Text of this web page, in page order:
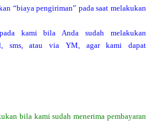
“biaya pengiriman” pada saat melakukan
kami bila Anda sudah melakukan
sms, atau via YM, agar kami dapat
bila kami sudah menerima pembayaran